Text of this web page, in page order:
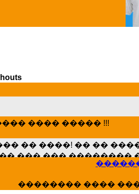
��� ��� ��������
����� ��������
������� ���
�������� ����